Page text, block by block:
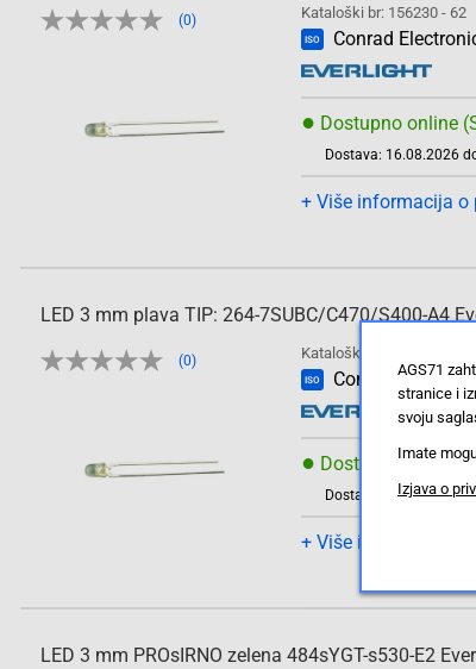
(0) Kataloški br: 156230 - 62
ISO Conrad
● Dostupno online
Dostava: 16.08.2026
+ Više informacija o
LED 3 mm plava TIP: 264-7SUBC/C470/S400-A4
(0) Kataloški br: 156231 - 62
ISO Conrad
● Dostupno online
Dostava: 16.08.2026
+ Više informacija o
LED 3 mm PROsIRNO zelena 484sYGT-s530-E2
AGS71
stranice i
svoju
Imate
Izjava o